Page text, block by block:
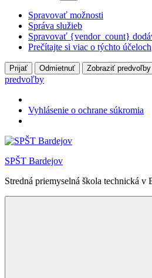
Spravovať možnosti
Správa služieb
Spravovať {vendor_count}
Prečítajte si viac o týchto účeloch
Prijať Odmietnuť Zobraziť predvoľby
predvoľby
Vyhlásenie o ochrane súkromia
Skip
content
SPŠT Bardejov
Stredná priemyselná škola technická v